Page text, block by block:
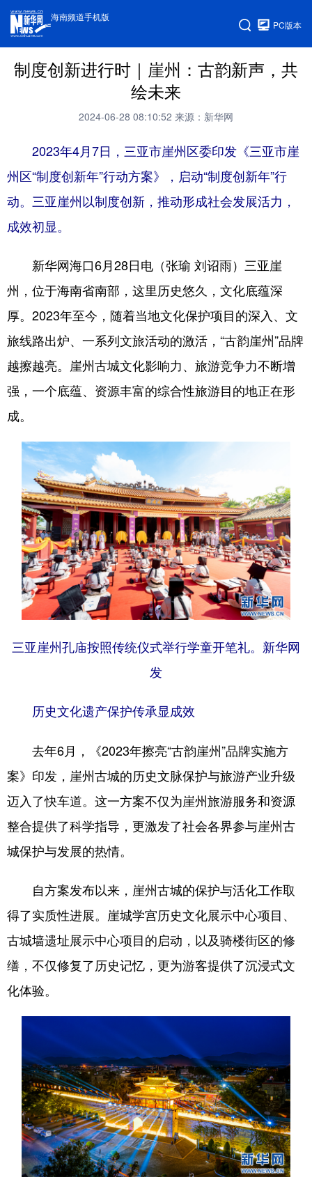
海南频道手机版
PC版本
制度创新进行时｜崖州：古韵新声，共
绘未来
2024-06-28 08:10:52 来源：新华网
2023年4月7日，三亚市崖州区委印发《三亚市崖
州区“制度创新年”行动方案》，启动“制度创新年”行
动。三亚崖州以制度创新，推动形成社会发展活力，
成效初显。
新华网海口6月28日电（张瑜 刘诏雨）三亚崖
州，位于海南省南部，这里历史悠久，文化底蕴深
厚。2023年至今，随着当地文化保护项目的深入、文
旅线路出炉、一系列文旅活动的激活，“古韵崖州”品牌
越擦越亮。崖州古城文化影响力、旅游竞争力不断增
强，一个底蕴、资源丰富的综合性旅游目的地正在形
成。
三亚崖州孔庙按照传统仪式举行学童开笔礼。新华网
发
历史文化遗产保护传承显成效
去年6月，《2023年擦亮“古韵崖州”品牌实施方
案》印发，崖州古城的历史文脉保护与旅游产业升级
迈入了快车道。这一方案不仅为崖州旅游服务和资源
整合提供了科学指导，更激发了社会各界参与崖州古
城保护与发展的热情。
自方案发布以来，崖州古城的保护与活化工作取
得了实质性进展。崖城学宫历史文化展示中心项目、
古城墙遗址展示中心项目的启动，以及骑楼街区的修
缮，不仅修复了历史记忆，更为游客提供了沉浸式文
化体验。